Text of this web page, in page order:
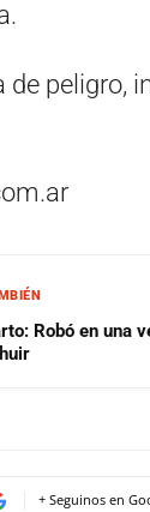
de peligro,
Robó en una
+ Seguinos en